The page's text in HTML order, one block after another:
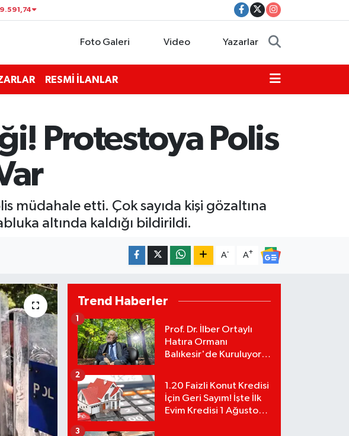
Foto Galeri Video Yazarlar
RESMİ İLANLAR
Protestoya Polis
müdahale etti. Çok sayıda kişi gözaltına
altında kaldığı bildirildi.
A- A+
Trend Haberler
Prof. Dr. İlber Ortaylı
Hatıra Ormanı
Balıkesir'de Kuruluyor!
1
1.20 Faizli Konut Kredisi
İçin Geri Sayım! İşte İlk
Evim Kredisi 1 Ağustos
2
3